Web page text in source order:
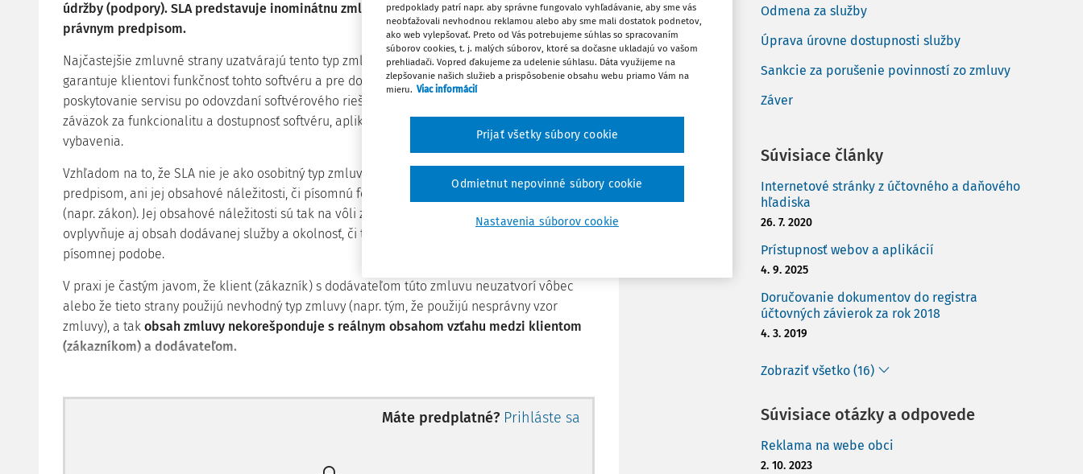
údržby (podpory). SLA predstavuje inominátnu zmluvu, ktorá nie je osobitne upravená
právnym predpisom.
Najčastejšie zmluvné strany uzatvárajú tento typ zmluvy pri dodávke softvéru, pričom SLA
garantuje klientovi funkčnosť tohto softvéru a pre dodávateľa zaručuje pravidelný príjem za
poskytovanie servisu po odovzdaní softvérového riešenia. Dodávateľ služby preberá na seba
záväzok za funkcionalitu a dostupnosť softvéru, aplikácií alebo iného systémového
vybavenia.
Vzhľadom na to, že SLA nie je ako osobitný typ zmluvy upravená žiadnym právnym
predpisom, ani jej obsahové náležitosti, či písomnú formu, neupravuje žiadny právny predpis
(napr. zákon). Jej obsahové náležitosti sú tak na vôli zmluvných strán, ale obsah zmluvy
ovplyvňuje aj obsah dodávanej služby a okolnosť, či túto zmluvu uzavrú zmluvné strany v
písomnej podobe.
V praxi je častým javom, že klient (zákazník) s dodávateľom túto zmluvu neuzatvorí vôbec
alebo že tieto strany použijú nevhodný typ zmluvy (napr. tým, že použijú nesprávny vzor
zmluvy), a tak obsah zmluvy nekorešponduje s reálnym obsahom vzťahu medzi klientom
(zákazníkom) a dodávateľom.
pri poskytovaní osobitného typu služieb, ktorou je service level agreement (SLA).
Máte predplatné? Prihláste sa
Obľúbené
Zdieľať
Odmena za služby
Úprava úrovne dostupnosti služby
Sankcie za porušenie povinností zo zmluvy
Záver
Súvisiace články
Internetové stránky z účtovného a daňového
hľadiska
26. 7. 2020
Prístupnosť webov a aplikácií
4. 9. 2025
Doručovanie dokumentov do registra
účtovných závierok za rok 2018
4. 3. 2019
Zobraziť všetko (16)
Súvisiace otázky a odpovede
Reklama na webe obci
2. 10. 2023
predpoklady patrí napr. aby správne fungovalo vyhľadávanie, aby sme vás
neobťažovali nevhodnou reklamou alebo aby sme mali dostatok podnetov,
ako web vylepšovať. Preto od Vás potrebujeme súhlas so spracovaním
súborov cookies, t. j. malých súborov, ktoré sa dočasne ukladajú vo vašom
prehliadači. Vopred ďakujeme za udelenie súhlasu. Dáta využijeme na
zlepšovanie našich služieb a prispôsobenie obsahu webu priamo Vám na
mieru. Viac informácií
Nastavenia súborov cookie
Odmietnut nepovinné súbory cookie
Prijať všetky súbory cookie